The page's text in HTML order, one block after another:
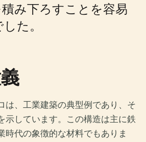
み下ろすことを容易
た。
は、工業建築の典型例であり、そ
示しています。この構造は主に鉄
時代の象徴的な材料でもありま